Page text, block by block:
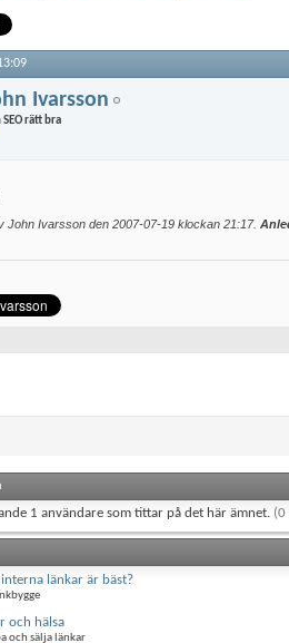
Ivarsson
SEO rätt bra
John Ivarsson den 2007-07-19 klockan 21:17.
1 användare som tittar på det här ämnet. (0
länkar är bäst?
och hälsa
och sälja länkar